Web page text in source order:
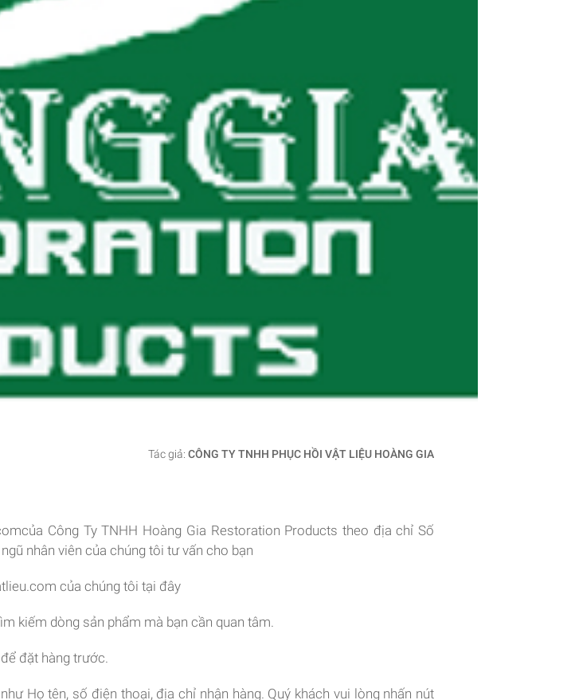
Tác giả: CÔNG TY TNHH PHỤC HỒI VẬT LIỆU HOÀNG GIA
Công Ty TNHH Hoàng Gia Restoration Products theo địa chỉ Số
nhân viên của chúng tôi tư vấn cho bạn
của chúng tôi tại đây
kiếm dòng sản phẩm mà bạn cần quan tâm.
đặt hàng trước.
Họ tên, số điện thoại, địa chỉ nhận hàng. Quý khách vui lòng nhấn nút